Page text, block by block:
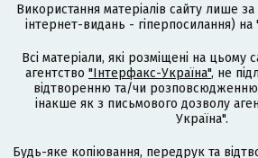
Використання матеріалів сайту лише
інтернет-видань - гіперпосилання) на
Всі матеріали, які розміщені на цьому
агентство "Інтерфакс-Україна", не
відтворенню та/чи розповсюдженню
інакше як з письмового дозволу
Україна".
Будь-яке копіювання, передрук та